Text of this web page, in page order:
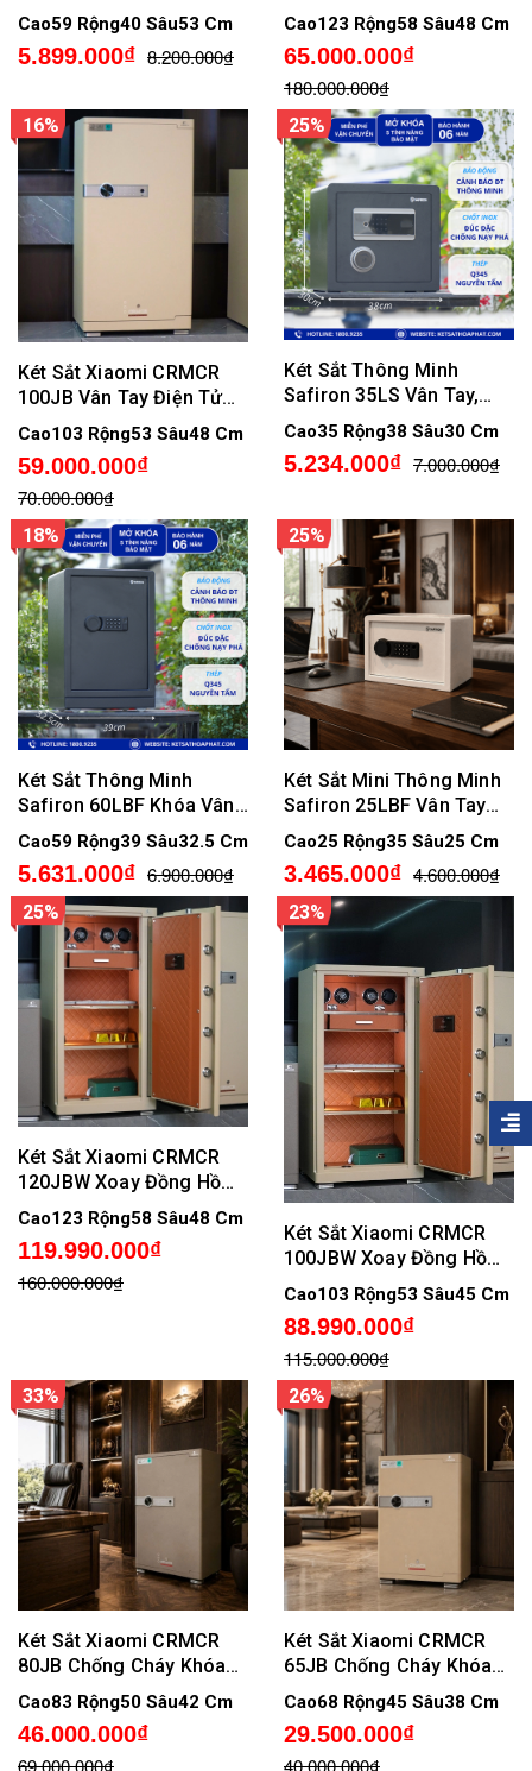
Điện Tử, Kết Nối APP Điện
Tử
Cao59 Rộng40 Sâu53 Cm
5.899.000₫ 8.200.000₫
Kết Nối APP Xiaomi Home
Bảo Hành 6 Năm
Cao123 Rộng58 Sâu48 Cm
65.000.000₫
180.000.000₫
16%
Két Sắt Xiaomi CRMCR
100JB Vân Tay Điện Tử
Kết Nối APP Xiaomi Home
Bảo Hành 6 Năm
Cao103 Rộng53 Sâu48 Cm
59.000.000₫
70.000.000₫
25%
Két Sắt Thông Minh
Safiron 35LS Vân Tay,
Điện Tử, Kết Nối APP Điện
Tử
Cao35 Rộng38 Sâu30 Cm
5.234.000₫ 7.000.000₫
18%
Két Sắt Thông Minh
Safiron 60LBF Khóa Vân
Tay, Điện Tử, Kết Nối APP
Điện Thoại
Cao59 Rộng39 Sâu32.5 Cm
5.631.000₫ 6.900.000₫
25%
Két Sắt Mini Thông Minh
Safiron 25LBF Vân Tay
Điện Tử Kết Nối APP Điện
Thoại
Cao25 Rộng35 Sâu25 Cm
3.465.000₫ 4.600.000₫
25%
Két Sắt Xiaomi CRMCR
120JBW Xoay Đồng Hồ
Cơ, Chống Cháy, Kết Nối
APP Xiaomi Home
Cao123 Rộng58 Sâu48 Cm
119.990.000₫
160.000.000₫
23%
Két Sắt Xiaomi CRMCR
100JBW Xoay Đồng Hồ
Cơ, Chống Cháy, Cảnh
Báo Trộm Điện Thoại
Cao103 Rộng53 Sâu45 Cm
88.990.000₫
115.000.000₫
33%
Két Sắt Xiaomi CRMCR
80JB Chống Cháy Khóa
Vân Tay Điện Tử Kết Nối
APP Điện Thoại
Cao83 Rộng50 Sâu42 Cm
46.000.000₫
69.000.000₫
26%
Két Sắt Xiaomi CRMCR
65JB Chống Cháy Khóa
Vân Tay Điện Tử Kết Nối
APP Điện Thoại
Cao68 Rộng45 Sâu38 Cm
29.500.000₫
40.000.000₫